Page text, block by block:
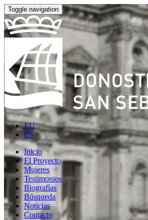
Toggle navigation
EU
ES
Inicio
El Proyecto
Mujeres
Testimonios
Biografías
Búsqueda
Noticias
Contacto